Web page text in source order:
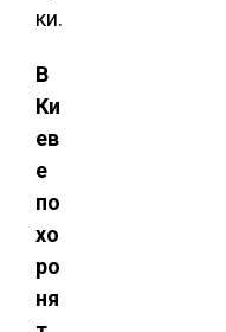
ки.
В
Ки
ев
е
по
хо
ро
ня